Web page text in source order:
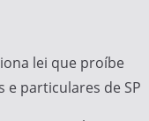
lei que proíbe
e particulares de SP